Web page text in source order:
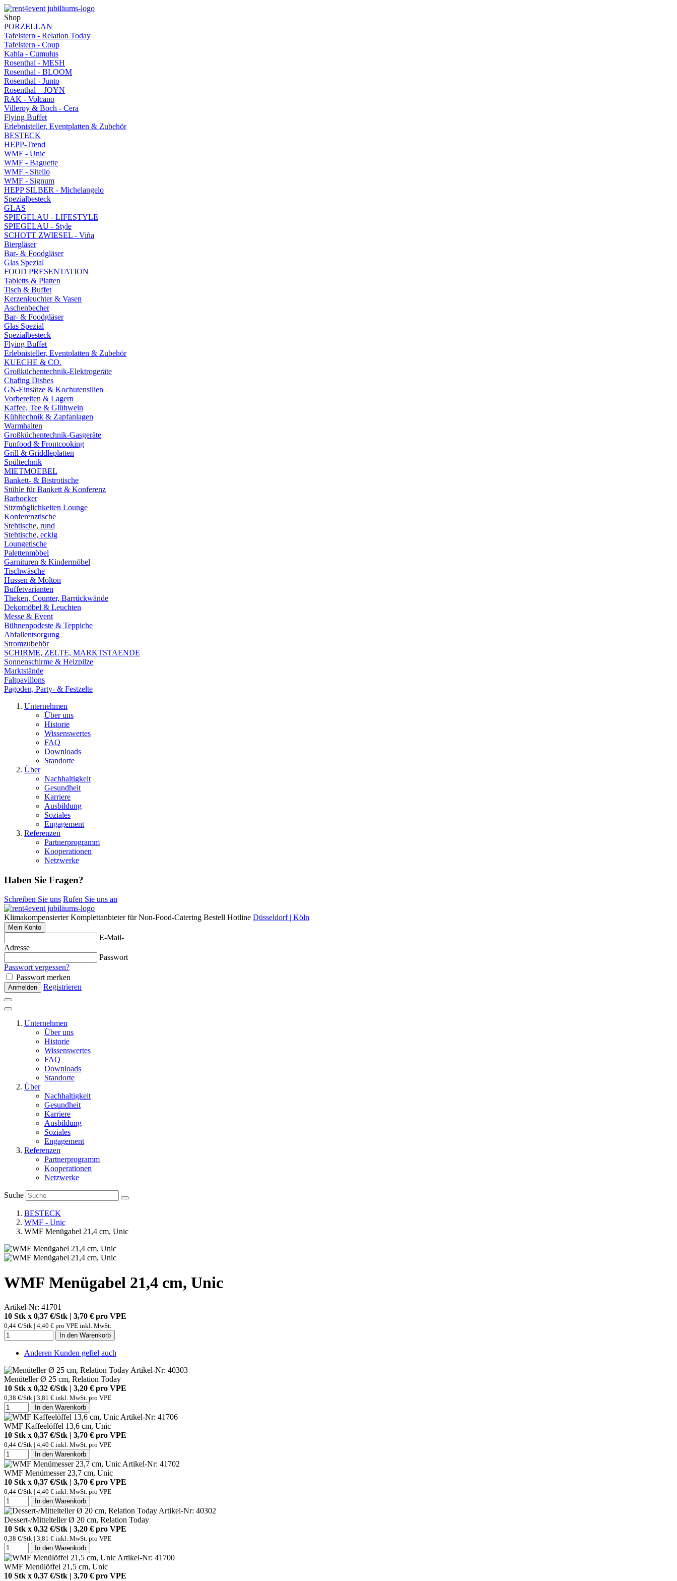
Shop
PORZELLAN
Tafelstern - Relation Today
Tafelstern - Coup
Kahla - Cumulus
Rosenthal - MESH
Rosenthal - BLOOM
Rosenthal - Junto
Rosenthal – JOYN
RAK - Volcano
Villeroy & Boch - Cera
Flying Buffet
Erlebnisteller, Eventplatten & Zubehör
BESTECK
HEPP-Trend
WMF - Unic
WMF - Baguette
WMF - Sitello
WMF - Signum
HEPP SILBER - Michelangelo
Spezialbesteck
GLAS
SPIEGELAU - LIFESTYLE
SPIEGELAU - Style
SCHOTT ZWIESEL - Viña
Biergläser
Bar- & Foodgläser
Glas Spezial
FOOD PRESENTATION
Tabletts & Platten
Tisch & Buffet
Kerzenleuchter & Vasen
Aschenbecher
Bar- & Foodgläser
Glas Spezial
Spezialbesteck
Flying Buffet
Erlebnisteller, Eventplatten & Zubehör
KUECHE & CO.
Großküchentechnik-Elektrogeräte
Chafing Dishes
GN-Einsätze & Kochutensilien
Vorbereiten & Lagern
Kaffee, Tee & Glühwein
Kühltechnik & Zapfanlagen
Warmhalten
Großküchentechnik-Gasgeräte
Funfood & Frontcooking
Grill & Griddleplatten
Spültechnik
MIETMOEBEL
Bankett- & Bistrotische
Stühle für Bankett & Konferenz
Barhocker
Sitzmöglichkeiten Lounge
Konferenztische
Stehtische, rund
Stehtische, eckig
Loungetische
Palettenmöbel
Garnituren & Kindermöbel
Tischwäsche
Hussen & Molton
Buffetvarianten
Theken, Counter, Barrückwände
Dekomöbel & Leuchten
Messe & Event
Bühnenpodeste & Teppiche
Abfallentsorgung
Stromzubehör
SCHIRME, ZELTE, MARKTSTAENDE
Sonnenschirme & Heizpilze
Marktstände
Faltpavillons
Pagoden, Party- & Festzelte
Unternehmen
Über uns
Historie
Wissenswertes
FAQ
Downloads
Standorte
Über
Nachhaltigkeit
Gesundheit
Karriere
Ausbildung
Soziales
Engagement
Referenzen
Partnerprogramm
Kooperationen
Netzwerke
Haben Sie Fragen?
Schreiben Sie uns Rufen Sie uns an
Klimakompensierter Komplettanbieter für Non-Food-Catering Bestell Hotline Düsseldorf | Köln
Mein Konto
E-Mail-
Adresse
Passwort
Passwort vergessen?
Passwort merken
Anmelden Registrieren
Unternehmen
Über uns
Historie
Wissenswertes
FAQ
Downloads
Standorte
Über
Nachhaltigkeit
Gesundheit
Karriere
Ausbildung
Soziales
Engagement
Referenzen
Partnerprogramm
Kooperationen
Netzwerke
Suche
BESTECK
WMF - Unic
WMF Menügabel 21,4 cm, Unic
WMF Menügabel 21,4 cm, Unic
Artikel-Nr: 41701
10 Stk x 0,37 €/Stk | 3,70 € pro VPE
0,44 €/Stk | 4,40 € pro VPE inkl. MwSt.
In den Warenkorb
Anderen Kunden gefiel auch
Artikel-Nr: 40303
Menüteller Ø 25 cm, Relation Today
10 Stk x 0,32 €/Stk | 3,20 € pro VPE
0,38 €/Stk | 3,81 € inkl. MwSt. pro VPE
In den Warenkorb
Artikel-Nr: 41706
WMF Kaffeelöffel 13,6 cm, Unic
10 Stk x 0,37 €/Stk | 3,70 € pro VPE
0,44 €/Stk | 4,40 € inkl. MwSt. pro VPE
In den Warenkorb
Artikel-Nr: 41702
WMF Menümesser 23,7 cm, Unic
10 Stk x 0,37 €/Stk | 3,70 € pro VPE
0,44 €/Stk | 4,40 € inkl. MwSt. pro VPE
In den Warenkorb
Artikel-Nr: 40302
Dessert-/Mittelteller Ø 20 cm, Relation Today
10 Stk x 0,32 €/Stk | 3,20 € pro VPE
0,38 €/Stk | 3,81 € inkl. MwSt. pro VPE
In den Warenkorb
Artikel-Nr: 41700
WMF Menülöffel 21,5 cm, Unic
10 Stk x 0,37 €/Stk | 3,70 € pro VPE